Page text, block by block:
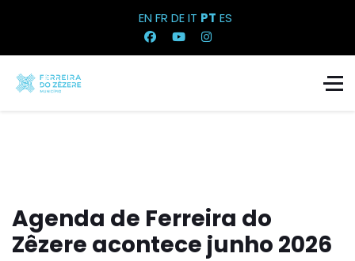
EN FR DEIT PT ES
Agenda de Ferreira do
Zêzere acontece junho 2026